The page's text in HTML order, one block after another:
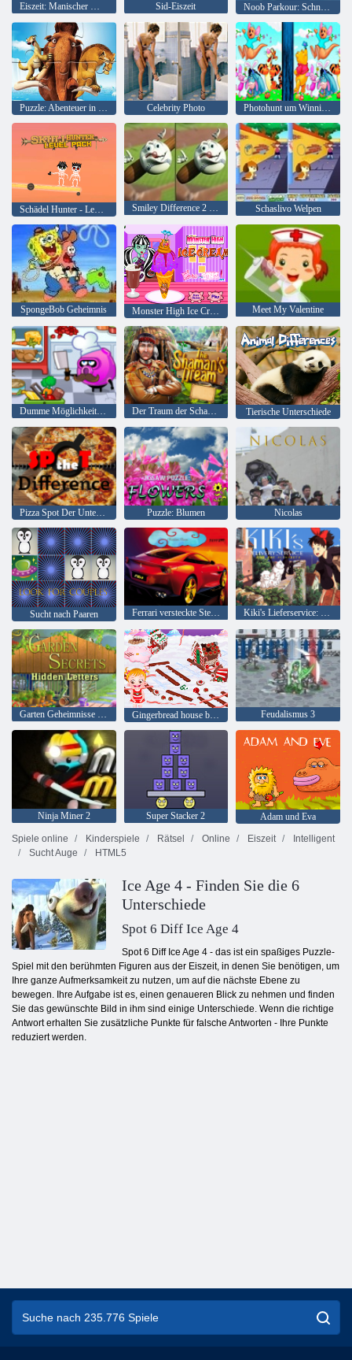
Eiszeit: Manischer Meteorlauf Sid-Eiszeit Noob Parkour: Schneezeitalter
Puzzle: Abenteuer in der Eiszeit Celebrity Photo Photohunt um Winnie the Pooh
Smiley Difference 2 Sport Edition Schaslivo Welpen
SpongeBob Geheimnis Monster High Ice Cream von Frankie Stein Meet My Valentine
Dumme Möglichkeiten zu sterben: Unterschiede Der Traum der Schamanen Tierische Unterschiede
Pizza Spot Der Unterschied Puzzle: Blumen Nicolas
Sucht nach Paaren Ferrari versteckte Sterne Kiki's Lieferservice: Finde die Alphabete
Garten Geheimnisse versteckte Buchstaben Gingerbread house baby Hazel Feudalismus 3
Ninja Miner 2 Super Stacker 2
Adam und Eva
Spiele online
Kinderspiele Rätsel Online Eiszeit
Intelligent
Sucht Auge
HTML5
Ice Age 4 - Finden Sie die 6
Unterschiede
Spot 6 Diff Ice Age 4
Spot 6 Diff Ice Age 4 - das ist ein spaßiges Puzzle-
Spiel mit den berühmten Figuren aus der Eiszeit, in denen Sie benötigen, um
Ihre ganze Aufmerksamkeit zu nutzen, um auf die nächste Ebene zu
bewegen. Ihre Aufgabe ist es, einen genaueren Blick zu nehmen und finden
Sie das gewünschte Bild in ihm sind einige Unterschiede. Wenn die richtige
Antwort erhalten Sie zusätzliche Punkte für falsche Antworten - Ihre Punkte
reduziert werden.